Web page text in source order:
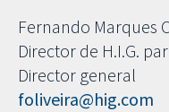
Fernando Marques
Director de H.I.G.
Director general
foliveira@hig.com